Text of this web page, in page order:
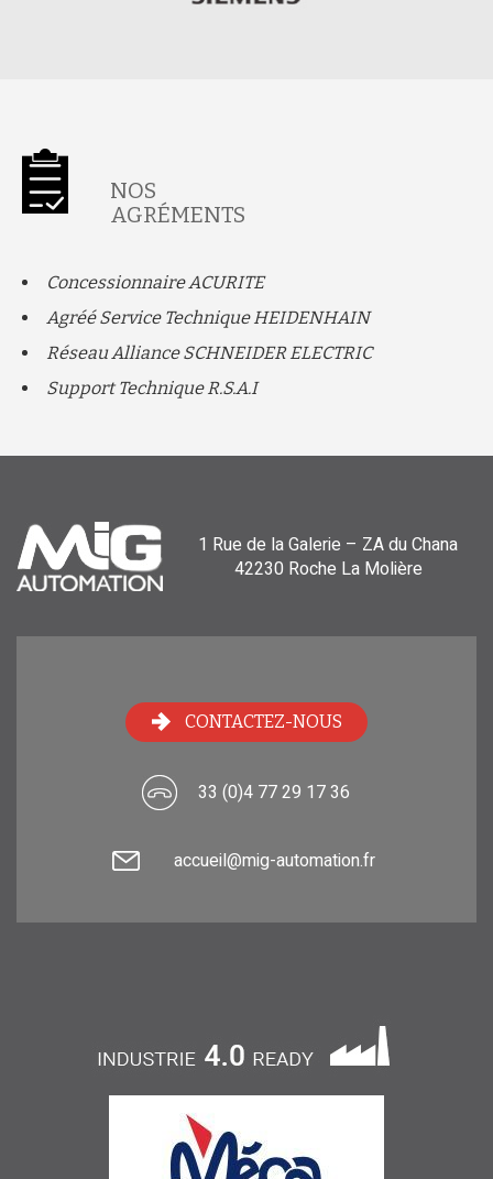
NOS
AGRÉMENTS
Concessionnaire ACURITE
Agréé Service Technique HEIDENHAIN
Réseau Alliance SCHNEIDER ELECTRIC
Support Technique R.S.A.I
1 Rue de la Galerie – ZA du Chana
42230 Roche La Molière
CONTACTEZ-NOUS
33 (0)4 77 29 17 36
accueil@mig-automation.fr